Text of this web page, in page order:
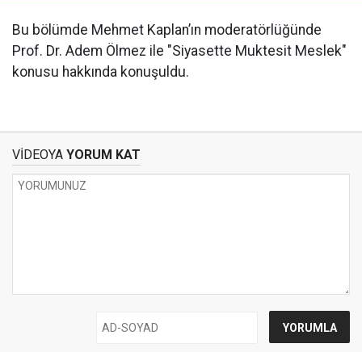
Bu bölümde Mehmet Kaplan’ın moderatörlüğünde
Prof. Dr. Adem Ölmez ile "Siyasette Muktesit Meslek"
konusu hakkında konuşuldu.
VİDEOYA YORUM KAT